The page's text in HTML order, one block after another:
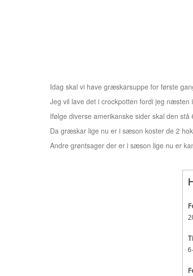
Idag skal vi have græskarsuppe for første
Jeg vil lave det i crockpotten fordi jeg
Ifølge diverse amerikanske sider skal den
Da græskar lige nu er i sæson koster de 2
Andre grøntsager der er i sæson lige nu er